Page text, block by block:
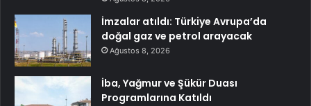
İmzalar atıldı: Türkiye Avrupa’da
doğal gaz ve petrol arayacak
Ağustos 8, 2026
İba, Yağmur ve Şükür Duası
Programlarına Katıldı